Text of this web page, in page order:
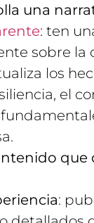
una
: ten
sobre la
los
el
que
: